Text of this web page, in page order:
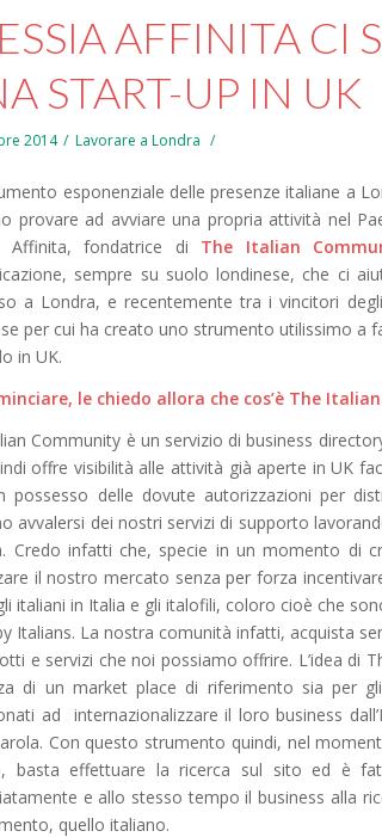
AFFINITA CI
START-UP IN UK
2014 /
in, Lavorare a Londra /
esponenziale delle presenze italiane a
provare ad avviare una propria attività nel
Affinita, fondatrice di The Italian
sempre su suolo londinese, che ci
a Londra, e recentemente tra i vincitori degli
per cui ha creato uno strumento utilissimo a
in UK.
le chiedo allora che cos’è The
Community è un servizio dibusiness
offre visibilità alle attività già aperte in UK
possesso delle dovute autorizzazioni per
avvalersi dei nostri servizi di supporto
Credo infatti che, specie in un momento di
il nostro mercato senza per forza
italiani in Italia e gli italofili, coloro cioè che
Italians. La nostra comunità infatti, acquista
e servizi che noi possiamo offrire. L’idea di
di un market place di riferimento sia per
ad internazionalizzare il loro business
Con questo strumento quindi, nel
basta effettuare la ricerca sul sito ed è
e allo stesso tempo il business alla
quello italiano.